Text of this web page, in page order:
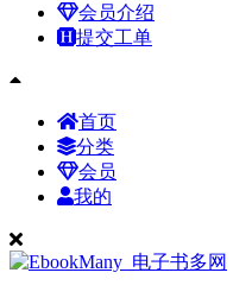
会员介绍
提交工单
首页
分类
会员
我的